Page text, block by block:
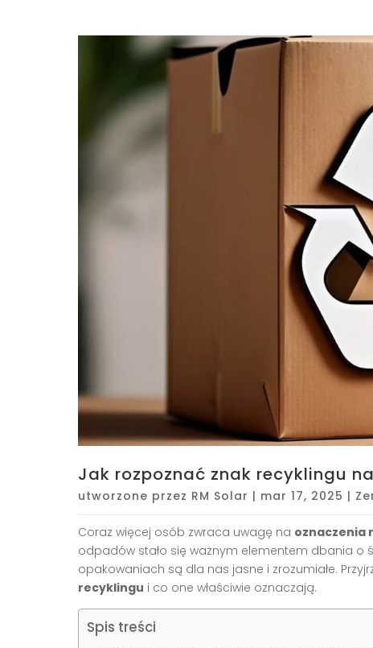
Jak rozpoznać znak recyklingu
utworzone przez RM Solar | mar 17, 2025 |
Coraz więcej osób zwraca uwagę na oznaczenia
odpadów stało się ważnym elementem dbania o
opakowaniach są dla nas jasne i zrozumiałe.
recyklingu i co one właściwie oznaczają.
Spis treści